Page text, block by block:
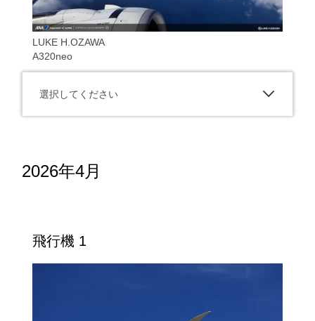
LUKE H.OZAWA
A320neo
選択してください
2026年4月
飛行機 1